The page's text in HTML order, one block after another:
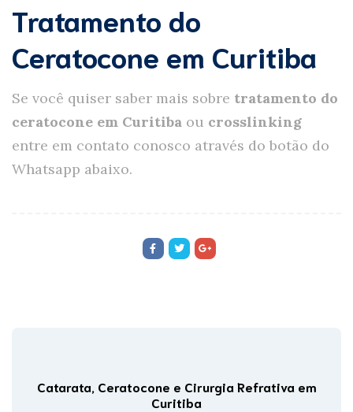
Tratamento do
Ceratocone em Curitiba
Se você quiser saber mais sobre tratamento do
ceratocone em Curitiba ou crosslinking
entre em contato conosco através do botão do
Whatsapp abaixo.
Catarata, Ceratocone e Cirurgia Refrativa em
Curitiba